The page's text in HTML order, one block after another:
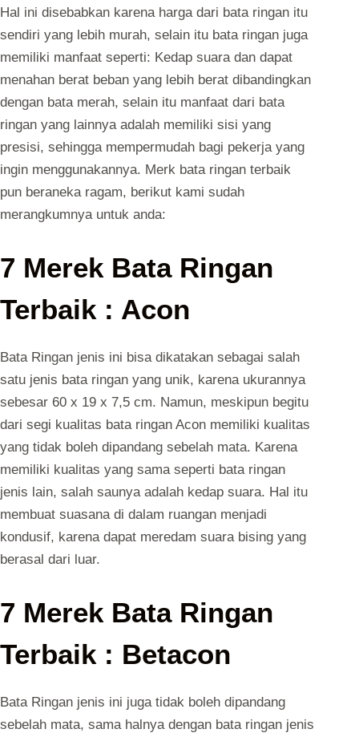
Hal ini disebabkan karena harga dari bata ringan itu
sendiri yang lebih murah, selain itu bata ringan juga
memiliki manfaat seperti: Kedap suara dan dapat
menahan berat beban yang lebih berat dibandingkan
dengan bata merah, selain itu manfaat dari bata
ringan yang lainnya adalah memiliki sisi yang
presisi, sehingga mempermudah bagi pekerja yang
ingin menggunakannya. Merk bata ringan terbaik
pun beraneka ragam, berikut kami sudah
merangkumnya untuk anda:
7 Merek Bata Ringan
Terbaik : Acon
Bata Ringan jenis ini bisa dikatakan sebagai salah
satu jenis bata ringan yang unik, karena ukurannya
sebesar 60 x 19 x 7,5 cm. Namun, meskipun begitu
dari segi kualitas bata ringan Acon memiliki kualitas
yang tidak boleh dipandang sebelah mata. Karena
memiliki kualitas yang sama seperti bata ringan
jenis lain, salah saunya adalah kedap suara. Hal itu
membuat suasana di dalam ruangan menjadi
kondusif, karena dapat meredam suara bising yang
berasal dari luar.
7 Merek Bata Ringan
Terbaik : Betacon
Bata Ringan jenis ini juga tidak boleh dipandang
sebelah mata, sama halnya dengan bata ringan jenis